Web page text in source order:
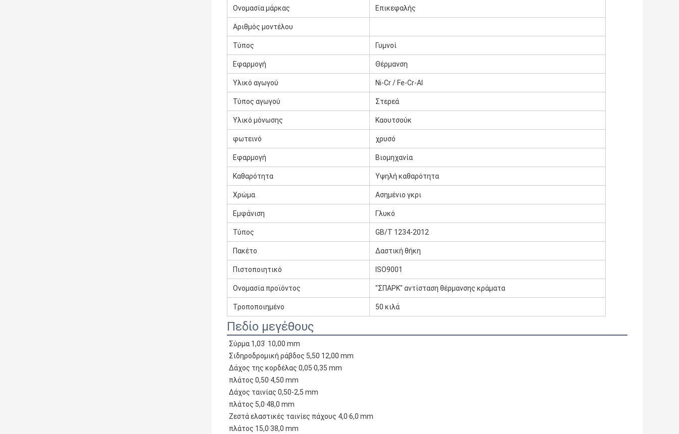
Ονομασία μάρκας Επικεφαλής
Αριθμός μοντέλου
Τύπος Γυμνοί
Εφαρμογή Θέρμανση
Υλικό αγωγού Ni-Cr / Fe-Cr-Al
Τύπος αγωγού Στερεά
Υλικό μόνωσης Καουτσούκ
φωτεινό χρυσό
Εφαρμογή Βιομηχανία
Καθαρότητα Υψηλή καθαρότητα
Χρώμα Ασημένιο γκρι
Εμφάνιση Γλυκό
Τύπος GB/T 1234-2012
Πακέτο Δαστική θήκη
Πιστοποιητικό ISO9001
Ονομασία προϊόντος "ΣΠΑΡΚ" αντίσταση θέρμανσης κράματα
Τροποποιημένο 50 κιλά
Πεδίο μεγέθους
Σύρμα 1,03 ̇ 10,00 mm
Σιδηροδρομική ράβδος 5,50 12,00 mm
Δάχος της κορδέλας 0,05·0,35 mm
πλάτος 0,50·4,50 mm
Δάχος ταινίας 0,50-2,5 mm
πλάτος 5,0·48,0 mm
Ζεστά ελαστικές ταινίες πάχους 4,0·6,0 mm
πλάτος 15,0·38,0 mm